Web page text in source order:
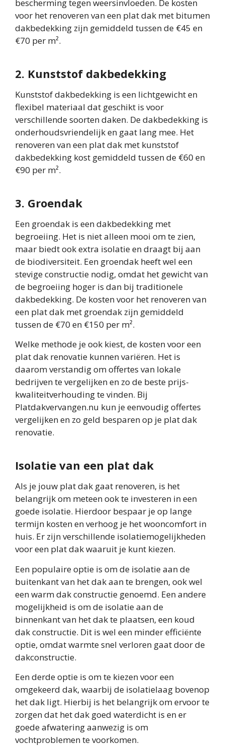
bescherming tegen weersinvloeden. De kosten
voor het renoveren van een plat dak met bitumen
dakbedekking zijn gemiddeld tussen de €45 en
€70 per m².
2. Kunststof dakbedekking
Kunststof dakbedekking is een lichtgewicht en
flexibel materiaal dat geschikt is voor
verschillende soorten daken. De dakbedekking is
onderhoudsvriendelijk en gaat lang mee. Het
renoveren van een plat dak met kunststof
dakbedekking kost gemiddeld tussen de €60 en
€90 per m².
3. Groendak
Een groendak is een dakbedekking met
begroeiing. Het is niet alleen mooi om te zien,
maar biedt ook extra isolatie en draagt bij aan
de biodiversiteit. Een groendak heeft wel een
stevige constructie nodig, omdat het gewicht van
de begroeiing hoger is dan bij traditionele
dakbedekking. De kosten voor het renoveren van
een plat dak met groendak zijn gemiddeld
tussen de €70 en €150 per m².
Welke methode je ook kiest, de kosten voor een
plat dak renovatie kunnen variëren. Het is
daarom verstandig om offertes van lokale
bedrijven te vergelijken en zo de beste prijs-
kwaliteitverhouding te vinden. Bij
Platdakvervangen.nu kun je eenvoudig offertes
vergelijken en zo geld besparen op je plat dak
renovatie.
Isolatie van een plat dak
Als je jouw plat dak gaat renoveren, is het
belangrijk om meteen ook te investeren in een
goede isolatie. Hierdoor bespaar je op lange
termijn kosten en verhoog je het wooncomfort in
huis. Er zijn verschillende isolatiemogelijkheden
voor een plat dak waaruit je kunt kiezen.
Een populaire optie is om de isolatie aan de
buitenkant van het dak aan te brengen, ook wel
een warm dak constructie genoemd. Een andere
mogelijkheid is om de isolatie aan de
binnenkant van het dak te plaatsen, een koud
dak constructie. Dit is wel een minder efficiënte
optie, omdat warmte snel verloren gaat door de
dakconstructie.
Een derde optie is om te kiezen voor een
omgekeerd dak, waarbij de isolatielaag bovenop
het dak ligt. Hierbij is het belangrijk om ervoor te
zorgen dat het dak goed waterdicht is en er
goede afwatering aanwezig is om
vochtproblemen te voorkomen.